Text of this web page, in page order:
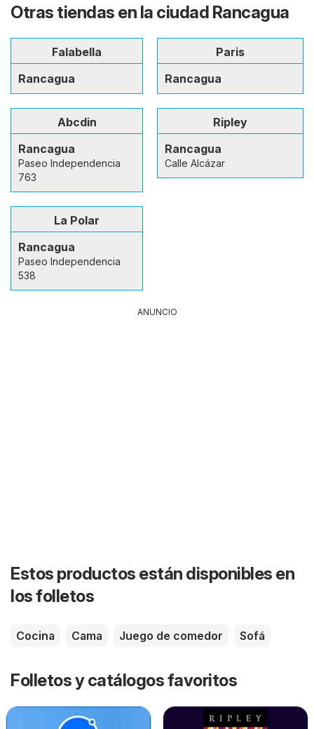
Otras tiendas en la ciudad Rancagua
Falabella
Rancagua
Paris
Rancagua
Abcdin
Rancagua
Paseo Independencia
763
Ripley
Rancagua
Calle Alcázar
La Polar
Rancagua
Paseo Independencia
538
ANUNCIO
Estos productos están disponibles en
los folletos
Cocina Cama Juego de comedor Sofá
Folletos y catálogos favoritos